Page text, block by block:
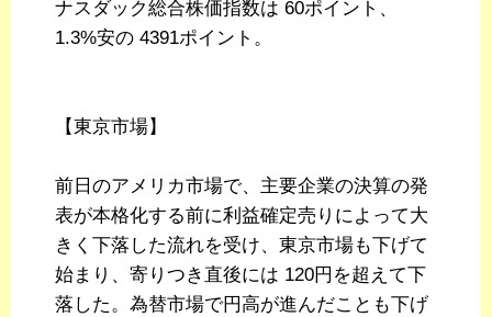
ナスダック総合株価指数は 60ポイント、
1.3%安の 4391ポイント。
【東京市場】
前日のアメリカ市場で、主要企業の決算の発
表が本格化する前に利益確定売りによって大
きく下落した流れを受け、東京市場も下げて
始まり、寄りつき直後には 120円を超えて下
落した。為替市場で円高が進んだことも下げ